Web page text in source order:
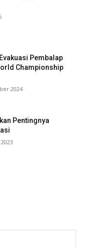
Pembalap
Championship
2024
Pentingnya